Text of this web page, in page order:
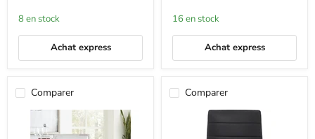
8 en stock
Achat express
en
cobalt
16 en stock
Achat express
Comparer Comparer